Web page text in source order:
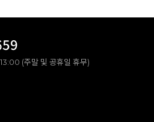
(주말 및 공휴일 휴무)